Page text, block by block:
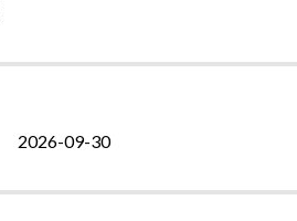
2026-09-30